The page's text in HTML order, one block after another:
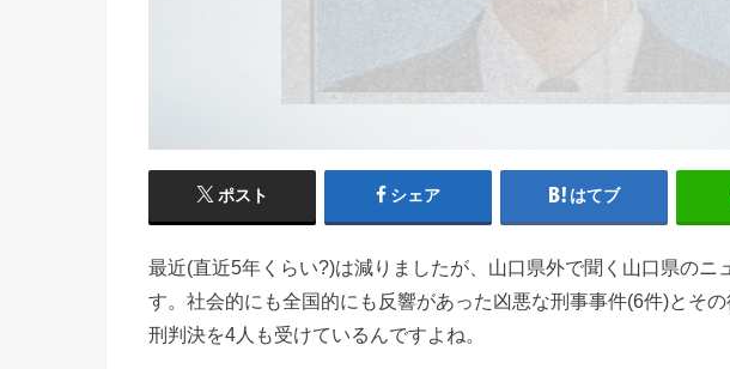
ポスト シェア はてブ
最近(直近5年くらい?)は減りましたが、山口県外で聞く山口県のニ
す。社会的にも全国的にも反響があった凶悪な刑事事件(6件)とそ
刑判決を4人も受けているんですよね。